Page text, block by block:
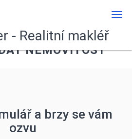
- Realitní makléř
NEMOVITOST
a brzy se vám
ozvu